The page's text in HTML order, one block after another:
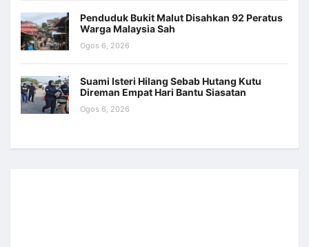
Penduduk Bukit Malut Disahkan 92 Peratus
Warga Malaysia Sah
Ogos 6, 2026
Suami Isteri Hilang Sebab Hutang Kutu
Direman Empat Hari Bantu Siasatan
Ogos 6, 2026